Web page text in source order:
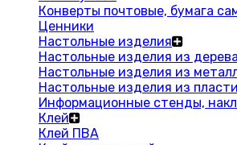
Конверты почтовые, бумага
Ценники
Настольные изделия
Настольные изделия из дерева
Настольные изделия из
Настольные изделия из
Информационные стенды,
Клей
Клей ПВА